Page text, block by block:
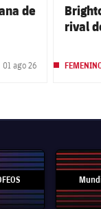
de
Fecha de
01 ago 26
rival
de Campeones